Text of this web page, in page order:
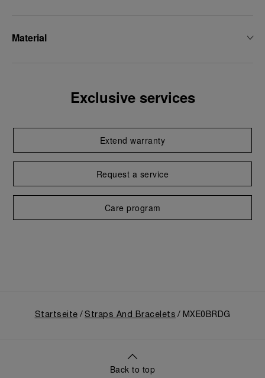
Material
Exclusive services
Extend warranty
Request a service
Care program
Startseite Straps And Bracelets MXE0BRDG
Back to top